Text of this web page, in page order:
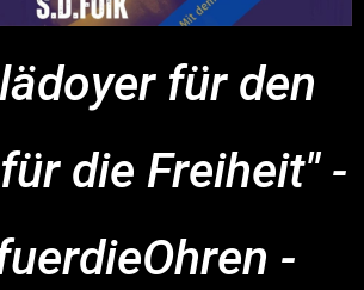
für den
die Freiheit" -
-